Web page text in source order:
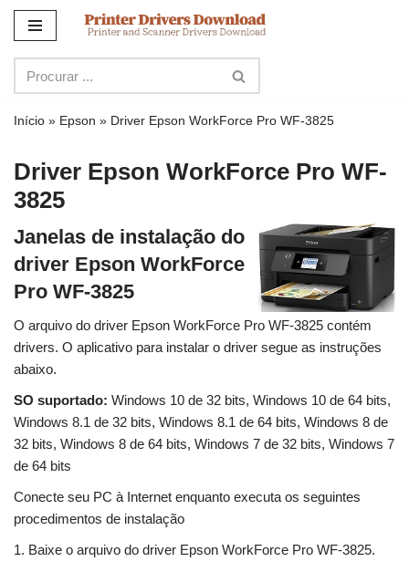
para
o
conteúdo
Início » Epson » Driver Epson WorkForce Pro WF-3825
Driver Epson WorkForce Pro WF-
3825
Janelas de instalação do
driver Epson WorkForce
Pro WF-3825
O arquivo do driver Epson WorkForce Pro WF-3825 contém
drivers. O aplicativo para instalar o driver segue as instruções
abaixo.
SO suportado: Windows 10 de 32 bits, Windows 10 de 64 bits,
Windows 8.1 de 32 bits, Windows 8.1 de 64 bits, Windows 8 de
32 bits, Windows 8 de 64 bits, Windows 7 de 32 bits, Windows 7
de 64 bits
Conecte seu PC à Internet enquanto executa os seguintes
procedimentos de instalação
1. Baixe o arquivo do driver Epson WorkForce Pro WF-3825.